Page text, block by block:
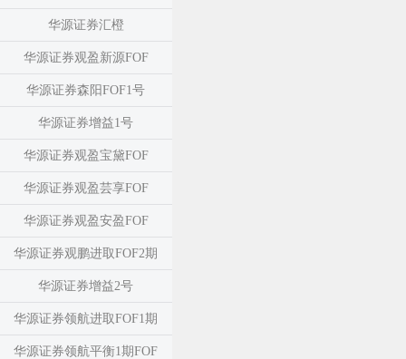
华源证券汇橙
华源证券观盈新源FOF
华源证券森阳FOF1号
华源证券增益1号
华源证券观盈宝黛FOF
华源证券观盈芸享FOF
华源证券观盈安盈FOF
华源证券观鹏进取FOF2期
华源证券增益2号
华源证券领航进取FOF1期
华源证券领航平衡1期FOF